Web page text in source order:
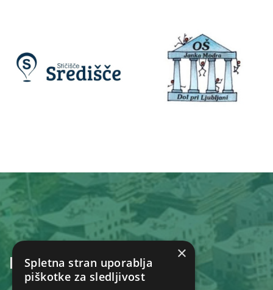
KONTAKT ×
Spletna stran uporablja
piškotke za sledljivost